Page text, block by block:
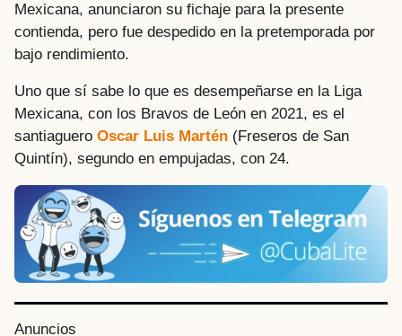
Mexicana, anunciaron su fichaje para la presente
contienda, pero fue despedido en la pretemporada por
bajo rendimiento.
Uno que sí sabe lo que es desempeñarse en la Liga
Mexicana, con los Bravos de León en 2021, es el
santiaguero Oscar Luis Martén (Freseros de San
Quintín), segundo en empujadas, con 24.
Anuncios
P